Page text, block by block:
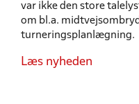
var ikke den store
om bl.a.
turneringsplanlægning.
Læs nyheden